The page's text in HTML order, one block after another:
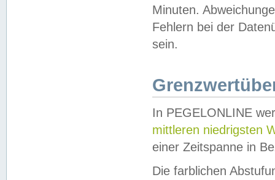
Minuten.
Fehlern bei der
sein.
In PEGELONLINE
mittleren niedrigsten
einer Zeitspanne in
Die farblichen